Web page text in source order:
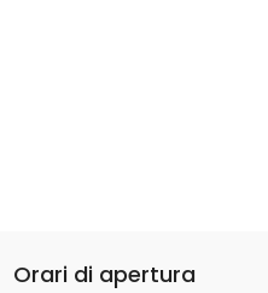
Orari di apertura